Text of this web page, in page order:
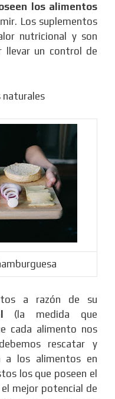
los alimentos
Los suplementos
nutricional y son
llevar un control de
naturales
a razón de su
(la medida que
cada alimento nos
rescatar y
a los alimentos en
los que poseen el
mejor potencial de